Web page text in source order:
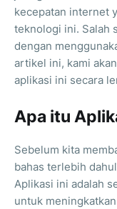
kecepatan internet
teknologi ini. Salah
dengan
artikel ini, kami
aplikasi ini secara
Apa itu
Sebelum kita
bahas terlebih
Aplikasi ini adalah
untuk